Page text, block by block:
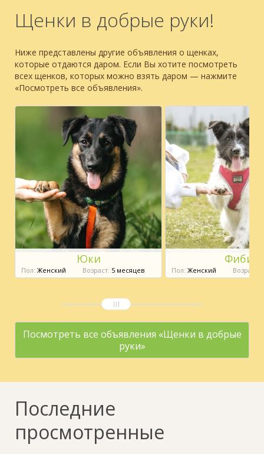
Щенки в добрые руки!
Ниже представлены другие объявления о щенках,
которые отдаются даром. Если Вы хотите посмотреть
всех щенков, которых можно взять даром — нажмите
«Посмотреть все объявления».
Юки
Пол: Женский Возраст: 5 месяцев
Фиби
Пол: Женский Возраст:
Посмотреть все объявления «Щенки в добрые
руки»
Последние
просмотренные